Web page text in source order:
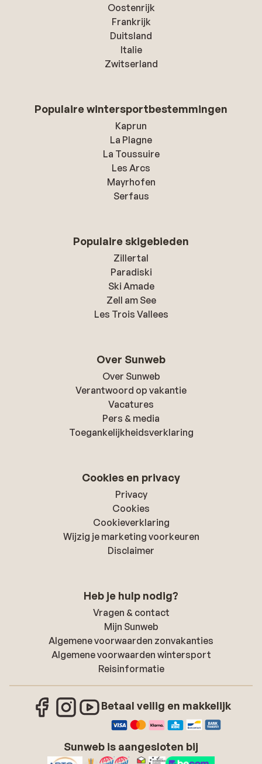
Oostenrijk
Frankrijk
Duitsland
Italie
Zwitserland
Populaire wintersportbestemmingen
Kaprun
La Plagne
La Toussuire
Les Arcs
Mayrhofen
Serfaus
Populaire skigebieden
Zillertal
Paradiski
Ski Amade
Zell am See
Les Trois Vallees
Over Sunweb
Over Sunweb
Verantwoord op vakantie
Vacatures
Pers & media
Toegankelijkheidsverklaring
Cookies en privacy
Privacy
Cookies
Cookieverklaring
Wijzig je marketing voorkeuren
Disclaimer
Heb je hulp nodig?
Vragen & contact
Mijn Sunweb
Algemene voorwaarden zonvakanties
Algemene voorwaarden wintersport
Reisinformatie
Betaal veilig en makkelijk
Sunweb is aangesloten bij